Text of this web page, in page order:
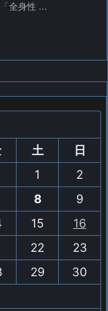
全身性 ...
土
日
1
2
8
9
15
16
22
23
29
30